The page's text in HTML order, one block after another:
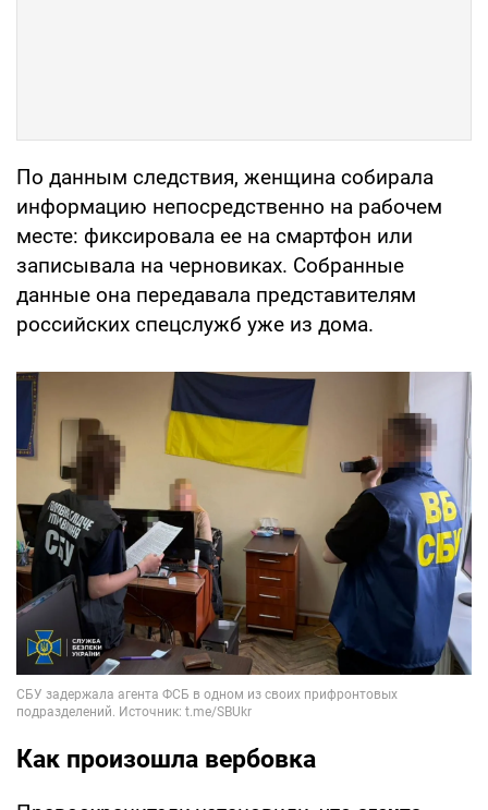
По данным следствия, женщина собирала
информацию непосредственно на рабочем
месте: фиксировала ее на смартфон или
записывала на черновиках. Собранные
данные она передавала представителям
российских спецслужб уже из дома.
Как произошла вербовка